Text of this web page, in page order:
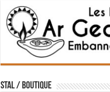
STAL / BOUTIQUE